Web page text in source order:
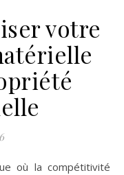
votre